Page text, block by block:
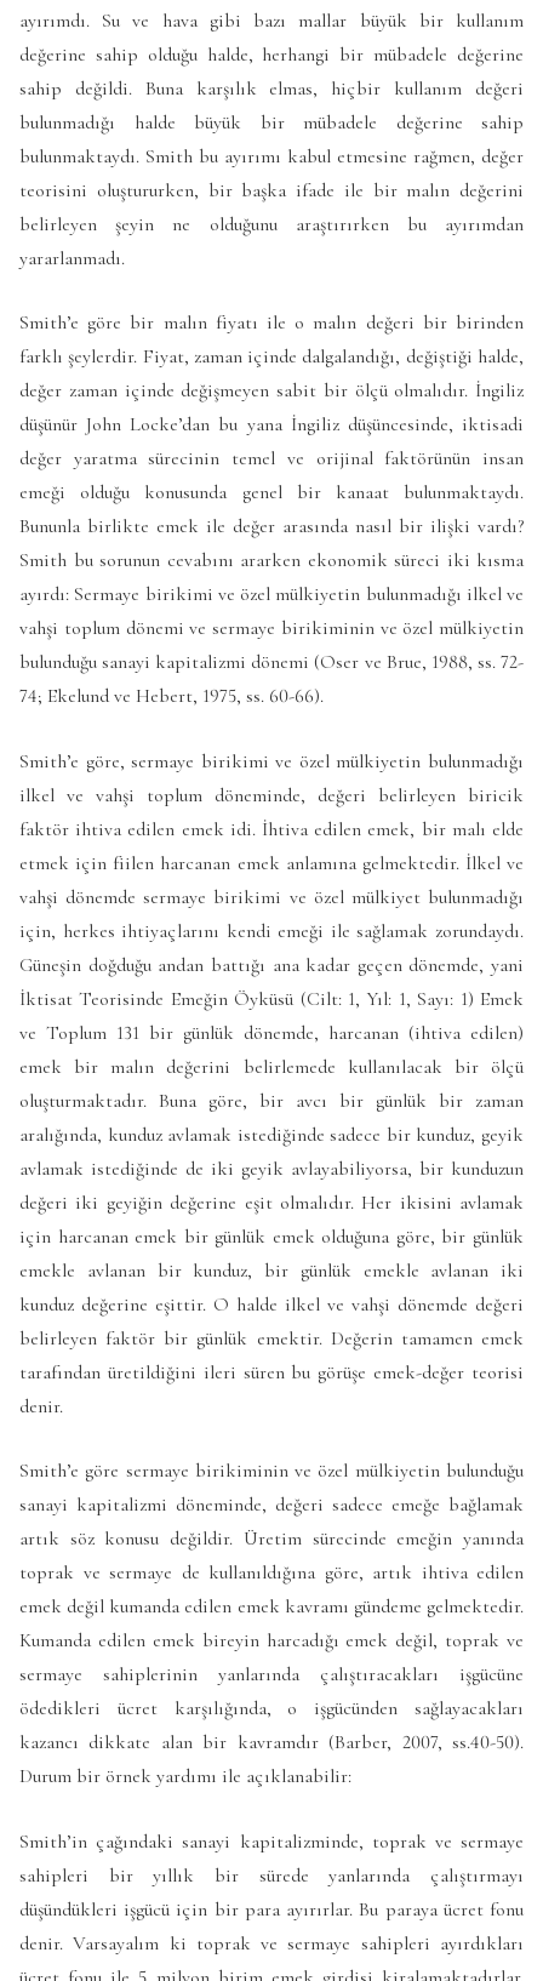
ayırımdı. Su ve hava gibi bazı mallar büyük bir kullanım
değerine sahip olduğu halde, herhangi bir mübadele değerine
sahip değildi. Buna karşılık elmas, hiçbir kullanım değeri
bulunmadığı halde büyük bir mübadele değerine sahip
bulunmaktaydı. Smith bu ayırımı kabul etmesine rağmen, değer
teorisini oluştururken, bir başka ifade ile bir malın değerini
belirleyen şeyin ne olduğunu araştırırken bu ayırımdan
yararlanmadı.
Smith’e göre bir malın fiyatı ile o malın değeri bir birinden
farklı şeylerdir. Fiyat, zaman içinde dalgalandığı, değiştiği halde,
değer zaman içinde değişmeyen sabit bir ölçü olmalıdır. İngiliz
düşünür John Locke’dan bu yana İngiliz düşüncesinde, iktisadi
değer yaratma sürecinin temel ve orijinal faktörünün insan
emeği olduğu konusunda genel bir kanaat bulunmaktaydı.
Bununla birlikte emek ile değer arasında nasıl bir ilişki vardı?
Smith bu sorunun cevabını ararken ekonomik süreci iki kısma
ayırdı: Sermaye birikimi ve özel mülkiyetin bulunmadığı ilkel ve
vahşi toplum dönemi ve sermaye birikiminin ve özel mülkiyetin
bulunduğu sanayi kapitalizmi dönemi (Oser ve Brue, 1988, ss. 72-
74; Ekelund ve Hebert, 1975, ss. 60-66).
Smith’e göre, sermaye birikimi ve özel mülkiyetin bulunmadığı
ilkel ve vahşi toplum döneminde, değeri belirleyen biricik
faktör ihtiva edilen emek idi. İhtiva edilen emek, bir malı elde
etmek için fiilen harcanan emek anlamına gelmektedir. İlkel ve
vahşi dönemde sermaye birikimi ve özel mülkiyet bulunmadığı
için, herkes ihtiyaçlarını kendi emeği ile sağlamak zorundaydı.
Güneşin doğduğu andan battığı ana kadar geçen dönemde, yani
İktisat Teorisinde Emeğin Öyküsü (Cilt: 1, Yıl: 1, Sayı: 1) Emek
ve Toplum 131 bir günlük dönemde, harcanan (ihtiva edilen)
emek bir malın değerini belirlemede kullanılacak bir ölçü
oluşturmaktadır. Buna göre, bir avcı bir günlük bir zaman
aralığında, kunduz avlamak istediğinde sadece bir kunduz, geyik
avlamak istediğinde de iki geyik avlayabiliyorsa, bir kunduzun
değeri iki geyiğin değerine eşit olmalıdır. Her ikisini avlamak
için harcanan emek bir günlük emek olduğuna göre, bir günlük
emekle avlanan bir kunduz, bir günlük emekle avlanan iki
kunduz değerine eşittir. O halde ilkel ve vahşi dönemde değeri
belirleyen faktör bir günlük emektir. Değerin tamamen emek
tarafından üretildiğini ileri süren bu görüşe emek-değer teorisi
denir.
Smith’e göre sermaye birikiminin ve özel mülkiyetin bulunduğu
sanayi kapitalizmi döneminde, değeri sadece emeğe bağlamak
artık söz konusu değildir. Üretim sürecinde emeğin yanında
toprak ve sermaye de kullanıldığına göre, artık ihtiva edilen
emek değil kumanda edilen emek kavramı gündeme gelmektedir.
Kumanda edilen emek bireyin harcadığı emek değil, toprak ve
sermaye sahiplerinin yanlarında çalıştıracakları işgücüne
ödedikleri ücret karşılığında, o işgücünden sağlayacakları
kazancı dikkate alan bir kavramdır (Barber, 2007, ss.40-50).
Durum bir örnek yardımı ile açıklanabilir:
Smith’in çağındaki sanayi kapitalizminde, toprak ve sermaye
sahipleri bir yıllık bir sürede yanlarında çalıştırmayı
düşündükleri işgücü için bir para ayırırlar. Bu paraya ücret fonu
denir. Varsayalım ki toprak ve sermaye sahipleri ayırdıkları